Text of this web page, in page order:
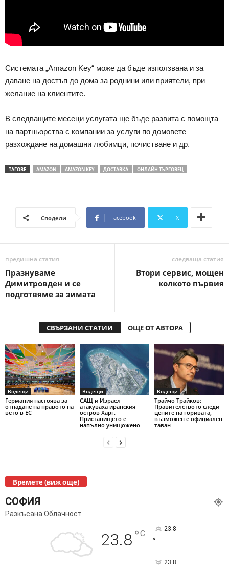
Системата „Amazon Key“ може да бъде използвана и за
даване на достъп до дома за роднини или приятели, при
желание на клиентите.
В следващите месеци услугата ще бъде развита с помощта
на партньорства с компании за услуги по домовете –
разхождане на домашни любимци, почистване и др.
ТАГОВЕ AMAZON AMAZON KEY ДОСТАВКА ОНЛАЙН ТЪРГОВЕЦ
Сподели Facebook X
предишна статия
Празнуваме
Димитровден и се
подготвяме за зимата
следваща статия
Втори сервис, мощен
колкото първия
СВЪРЗАНИ СТАТИИ ОЩЕ ОТ АВТОРА
Водещи
Германия настоява за
отпадане на правото на
вето в ЕС
Водещи
САЩ и Израел
атакуваха иранския
остров Харг.
Пристанището е
напълно унищожено
Водещи
Трайчо Трайков:
Правителството следи
цените на горивата,
възможен е официален
таван
Времете (виж още)
СОФИЯ
Разкъсана Облачност
23.8°C 23.8
°
23.8